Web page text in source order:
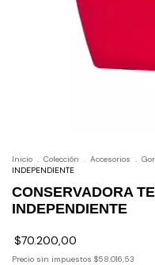
Inicio . Colección . Accesorios .
INDEPENDIENTE
CONSERVADORA
INDEPENDIENTE
$70.200,00
Precio sin impuestos $58.016,53